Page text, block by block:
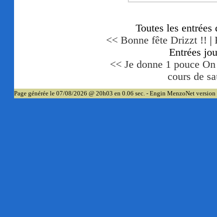
Toutes les
<< Bonne fête Drizzt !! |
Entrées
<< Je donne 1 pouce
cours de
Page générée le 07/08/2026 @ 20h03 en 0.06 sec. - Engin MenzoNet